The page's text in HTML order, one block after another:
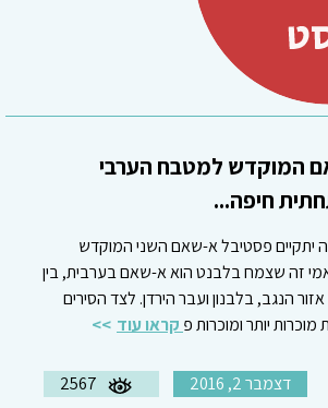
המוקדש למטבח הערבי
חיפה...
יתקיים פסטיבל א-שאם השני המוקדש
זה שצמח בלבנט הוא א-שאם בערבית, בין
הנגב, בלבנון ועבר הירדן. לצד הסירים
יותר ומוכרות פ קראו עוד
דצמבר 2, 2016 2567